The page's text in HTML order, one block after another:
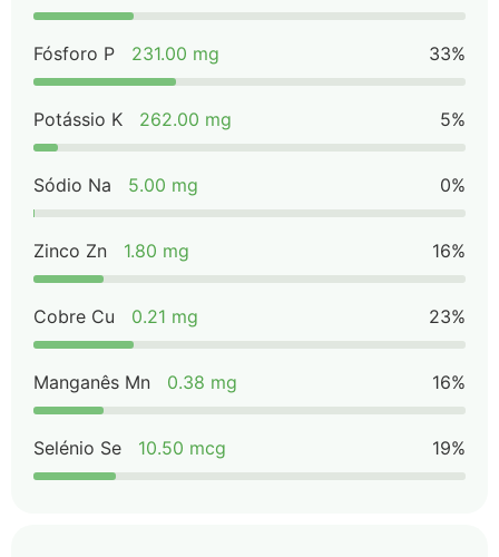
Fósforo P 231.00 mg 33%
Potássio K 262.00 mg 5%
Sódio Na 5.00 mg 0%
Zinco Zn 1.80 mg 16%
Cobre Cu 0.21 mg 23%
Manganês Mn 0.38 mg 16%
Selénio Se 10.50 mcg 19%